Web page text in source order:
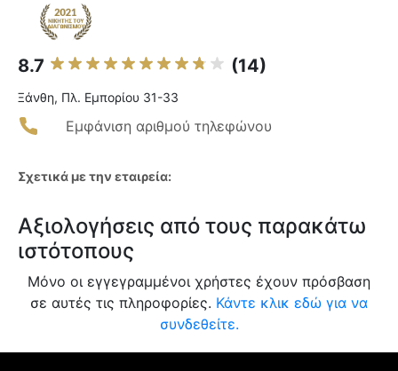
8.7 (14)
Ξάνθη, Πλ. Εμπορίου 31-33
Εμφάνιση αριθμού τηλεφώνου
Σχετικά με την εταιρεία:
Αξιολογήσεις από τους παρακάτω
ιστότοπους
Μόνο οι εγγεγραμμένοι χρήστες έχουν πρόσβαση
σε αυτές τις πληροφορίες. Κάντε κλικ εδώ για να
συνδεθείτε.